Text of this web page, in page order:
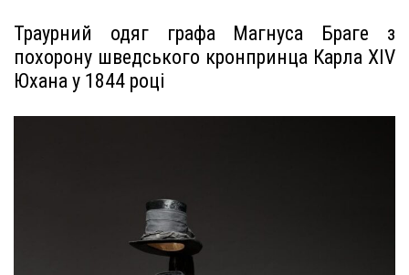
Траурний одяг графа Магнуса Браге з
похорону шведського кронпринца Карла XIV
Юхана у 1844 році